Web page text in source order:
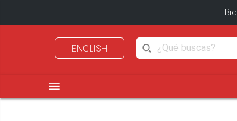
ENGLISH
menu